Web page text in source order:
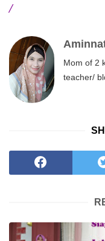
/
Mom of 2
teacher/